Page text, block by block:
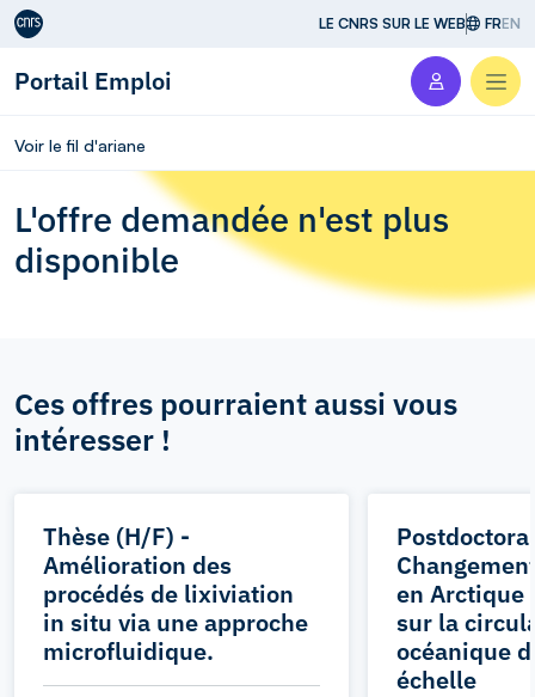
Aller au contenu LE CNRS SUR LE WEB FREN
Portail Emploi
Voir le fil d'ariane
L'offre demandée n'est plus
disponible
Ces offres pourraient aussi vous
intéresser !
Thèse (H/F) -
Amélioration des
procédés de lixiviation
in situ via une approche
microfluidique.
en Arctique
sur la
océanique
échelle